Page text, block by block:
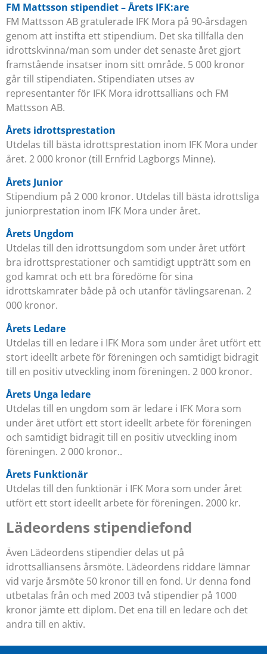
FM Mattsson stipendiet – Årets IFK:are
FM Mattsson AB gratulerade IFK Mora på 90-årsdagen
genom att instifta ett stipendium. Det ska tillfalla den
idrottskvinna/man som under det senaste året gjort
framstående insatser inom sitt område. 5 000 kronor
går till stipendiaten. Stipendiaten utses av
representanter för IFK Mora idrottsallians och FM
Mattsson AB.
Årets idrottsprestation
Utdelas till bästa idrottsprestation inom IFK Mora under
året. 2 000 kronor (till Ernfrid Lagborgs Minne).
Årets Junior
Stipendium på 2 000 kronor. Utdelas till bästa idrottsliga
juniorprestation inom IFK Mora under året.
Årets Ungdom
Utdelas till den idrottsungdom som under året utfört
bra idrottsprestationer och samtidigt uppträtt som en
god kamrat och ett bra föredöme för sina
idrottskamrater både på och utanför tävlingsarenan. 2
000 kronor.
Årets Ledare
Utdelas till en ledare i IFK Mora som under året utfört ett
stort ideellt arbete för föreningen och samtidigt bidragit
till en positiv utveckling inom föreningen. 2 000 kronor.
Årets Unga ledare
Utdelas till en ungdom som är ledare i IFK Mora som
under året utfört ett stort ideellt arbete för föreningen
och samtidigt bidragit till en positiv utveckling inom
föreningen. 2 000 kronor..
Årets Funktionär
Utdelas till den funktionär i IFK Mora som under året
utfört ett stort ideellt arbete för föreningen. 2000 kr.
Lädeordens stipendiefond
Även Lädeordens stipendier delas ut på
idrottsalliansens årsmöte. Lädeordens riddare lämnar
vid varje årsmöte 50 kronor till en fond. Ur denna fond
utbetalas från och med 2003 två stipendier på 1000
kronor jämte ett diplom. Det ena till en ledare och det
andra till en aktiv.